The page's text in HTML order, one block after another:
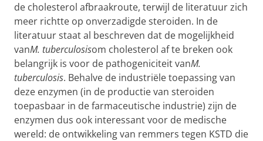
de cholesterol afbraakroute, terwijl de literatuur zich
meer richtte op onverzadigde steroiden. In de
literatuur staat al beschreven dat de mogelijkheid
vanM. tuberculosisom cholesterol af te breken ook
belangrijk is voor de pathogeniciteit vanM.
tuberculosis. Behalve de industriële toepassing van
deze enzymen (in de productie van steroiden
toepasbaar in de farmaceutische industrie) zijn de
enzymen dus ook interessant voor de medische
wereld: de ontwikkeling van remmers tegen KSTD die